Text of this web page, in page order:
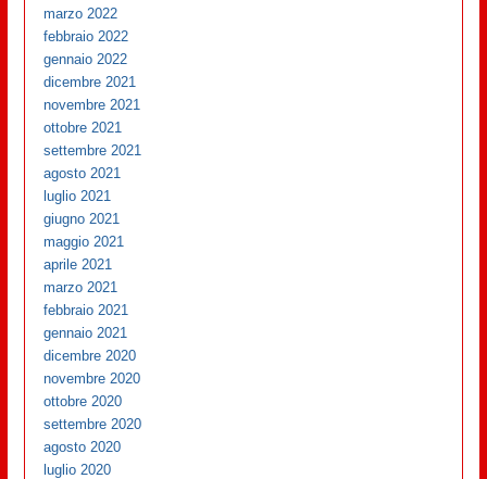
marzo 2022
febbraio 2022
gennaio 2022
dicembre 2021
novembre 2021
ottobre 2021
settembre 2021
agosto 2021
luglio 2021
giugno 2021
maggio 2021
aprile 2021
marzo 2021
febbraio 2021
gennaio 2021
dicembre 2020
novembre 2020
ottobre 2020
settembre 2020
agosto 2020
luglio 2020